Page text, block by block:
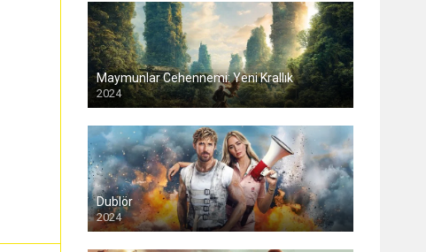
Maymunlar Cehennemi: Yeni Krallık
2024
Dublör
2024